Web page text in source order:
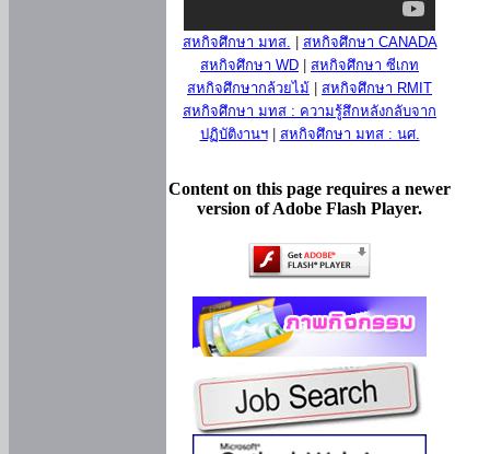
สหกิจศึกษา มทส.
สหกิจศึกษา CANADA
สหกิจศึกษา WD
สหกิจศึกษา ซีเกท
สหกิจศึกษากล้วยไม้
สหกิจศึกษา RMIT
สหกิจศึกษา มทส : ความรู้สึกหลังกลับจาก
ปฏิบัติงานฯ| สหกิจศึกษา มทส : นศ.
Content on this page requires a newer
version of Adobe Flash Player.